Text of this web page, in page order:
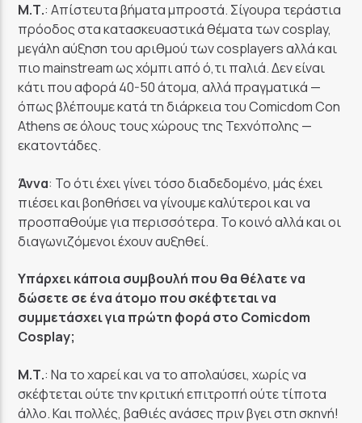
Μ.Τ.: Απίστευτα βήματα μπροστά. Σίγουρα τεράστια
πρόοδος στα κατασκευαστικά θέματα των cosplay,
μεγάλη αύξηση του αριθμού των cosplayers αλλά και
πιο mainstream ως χόμπι από ό,τι παλιά. Δεν είναι
κάτι που αφορά 40-50 άτομα, αλλά πραγματικά —
όπως βλέπουμε κατά τη διάρκεια του Comicdom Con
Athens σε όλους τους χώρους της Τεχνόπολης —
εκατοντάδες.
Άννα: Το ότι έχει γίνει τόσο διαδεδομένο, μάς έχει
πιέσει και βοηθήσει να γίνουμε καλύτεροι και να
προσπαθούμε για περισσότερα. Το κοινό αλλά και οι
διαγωνιζόμενοι έχουν αυξηθεί.
Υπάρχει κάποια συμβουλή που θα θέλατε να
δώσετε σε ένα άτομο που σκέφτεται να
συμμετάσχει για πρώτη φορά στο Comicdom
Cosplay;
Μ.Τ.: Να το χαρεί και να το απολαύσει, χωρίς να
σκέφτεται ούτε την κριτική επιτροπή ούτε τίποτα
άλλο. Και πολλές, βαθιές ανάσες πριν βγει στη σκηνή!